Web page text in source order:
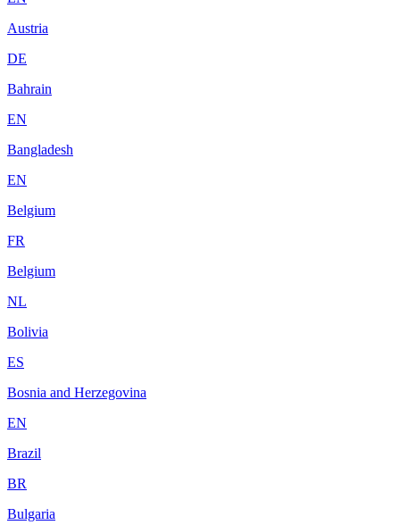
Austria
DE
Bahrain
EN
Bangladesh
EN
Belgium
FR
Belgium
NL
Bolivia
ES
Bosnia and Herzegovina
EN
Brazil
BR
Bulgaria